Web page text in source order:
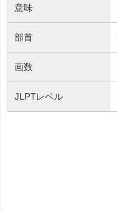
意味
部首
画数
JLPTレベル